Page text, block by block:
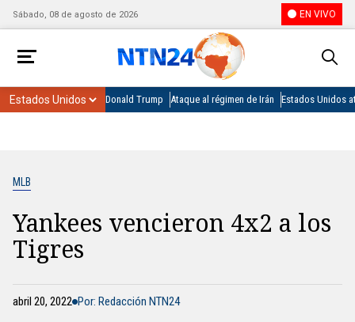
Sábado, 08 de agosto de 2026 EN VIVO
Donald Trump Ataque al régimen de Irán Estados Unidos
MLB
Yankees vencieron 4x2 a los
Tigres
abril 20, 2022 Por: Redacción NTN24